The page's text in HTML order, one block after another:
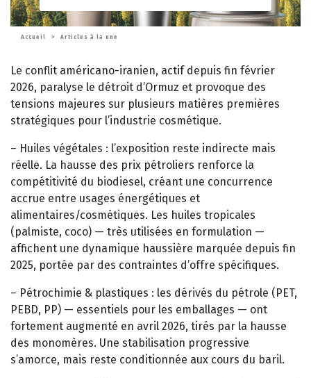
Accueil > Articles à la une
Le conflit américano-iranien, actif depuis fin février
2026, paralyse le détroit d’Ormuz et provoque des
tensions majeures sur plusieurs matières premières
stratégiques pour l’industrie cosmétique.
– Huiles végétales : l’exposition reste indirecte mais
réelle. La hausse des prix pétroliers renforce la
compétitivité du biodiesel, créant une concurrence
accrue entre usages énergétiques et
alimentaires/cosmétiques. Les huiles tropicales
(palmiste, coco) — très utilisées en formulation —
affichent une dynamique haussière marquée depuis fin
2025, portée par des contraintes d’offre spécifiques.
– Pétrochimie & plastiques : les dérivés du pétrole (PET,
PEBD, PP) — essentiels pour les emballages — ont
fortement augmenté en avril 2026, tirés par la hausse
des monomères. Une stabilisation progressive
s’amorce, mais reste conditionnée aux cours du baril.